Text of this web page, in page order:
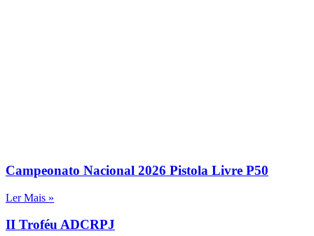
Campeonato Nacional 2026 Pistola Livre P50
Ler Mais »
II Troféu ADCRPJ